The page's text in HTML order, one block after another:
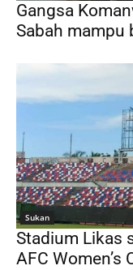
Gangsa
Sabah mampu
Sukan
Stadium Likas
AFC Women’s